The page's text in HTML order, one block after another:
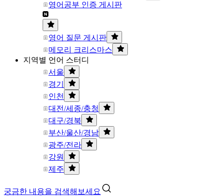
영어공부 인증 게시판
영어 질문 게시판
메모리 크리스마스
지역별 언어 스터디
서울
경기
인천
대전/세종/충청
대구/경북
부산/울산/경남
광주/전라
강원
제주
궁금한 내용을 검색해보세요